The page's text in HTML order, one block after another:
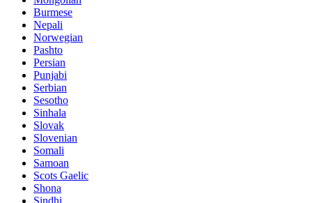
Burmese
Nepali
Norwegian
Pashto
Persian
Punjabi
Serbian
Sesotho
Sinhala
Slovak
Slovenian
Somali
Samoan
Scots Gaelic
Shona